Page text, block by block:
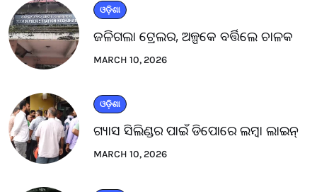
ଓଡ଼ିଶା
ଜଳିଗଲା ଟ୍ରେଲର, ଅଳ୍ପକେ ବର୍ତ୍ତିଲେ ଚାଳକ
MARCH 10, 2026
ଓଡ଼ିଶା
ଗ୍ୟାସ ସିଲିଣ୍ଡର ପାଇଁ ଡିପୋରେ ଲମ୍ବା ଲାଇନ୍
MARCH 10, 2026